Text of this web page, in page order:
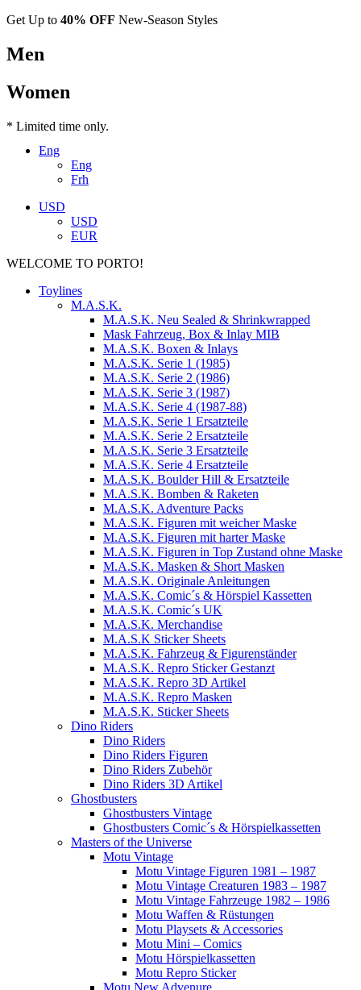
Get Up to 40% OFF New-Season Styles
Men
Women
* Limited time only.
Eng
Eng
Frh
USD
USD
EUR
WELCOME TO PORTO!
Toylines
M.A.S.K.
M.A.S.K. Neu Sealed & Shrinkwrapped
Mask Fahrzeug, Box & Inlay MIB
M.A.S.K. Boxen & Inlays
M.A.S.K. Serie 1 (1985)
M.A.S.K. Serie 2 (1986)
M.A.S.K. Serie 3 (1987)
M.A.S.K. Serie 4 (1987-88)
M.A.S.K. Serie 1 Ersatzteile
M.A.S.K. Serie 2 Ersatzteile
M.A.S.K. Serie 3 Ersatzteile
M.A.S.K. Serie 4 Ersatzteile
M.A.S.K. Boulder Hill & Ersatzteile
M.A.S.K. Bomben & Raketen
M.A.S.K. Adventure Packs
M.A.S.K. Figuren mit weicher Maske
M.A.S.K. Figuren mit harter Maske
M.A.S.K. Figuren in Top Zustand ohne Maske
M.A.S.K. Masken & Short Masken
M.A.S.K. Originale Anleitungen
M.A.S.K. Comic´s & Hörspiel Kassetten
M.A.S.K. Comic´s UK
M.A.S.K. Merchandise
M.A.S.K Sticker Sheets
M.A.S.K. Fahrzeug & Figurenständer
M.A.S.K. Repro Sticker Gestanzt
M.A.S.K. Repro 3D Artikel
M.A.S.K. Repro Masken
M.A.S.K. Sticker Sheets
Dino Riders
Dino Riders
Dino Riders Figuren
Dino Riders Zubehör
Dino Riders 3D Artikel
Ghostbusters
Ghostbusters Vintage
Ghostbusters Comic´s & Hörspielkassetten
Masters of the Universe
Motu Vintage
Motu Vintage Figuren 1981 – 1987
Motu Vintage Creaturen 1983 – 1987
Motu Vintage Fahrzeuge 1982 – 1986
Motu Waffen & Rüstungen
Motu Playsets & Accessories
Motu Mini – Comics
Motu Hörspielkassetten
Motu Repro Sticker
Motu New Advenure